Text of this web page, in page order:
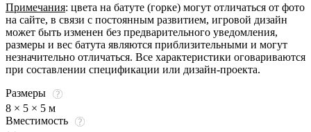
Примечания: цвета на батуте (горке) могут отличаться от фото
на сайте, в связи с постоянным развитием, игровой дизайн
может быть изменен без предварительного уведомления,
размеры и вес батута являются приблизительными и могут
незначительно отличаться. Все характеристики оговариваются
при составлении спецификации или дизайн-проекта.
Размеры
8 × 5 × 5 м
Вместимость